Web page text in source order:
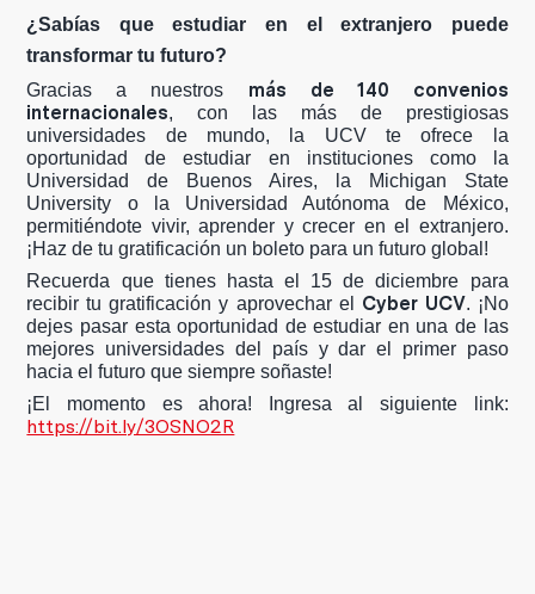
¿Sabías que estudiar en el extranjero puede
transformar tu futuro?
Gracias a nuestros más de 140 convenios
internacionales, con las más de prestigiosas
universidades de mundo, la UCV te ofrece la
oportunidad de estudiar en instituciones como la
Universidad de Buenos Aires, la Michigan State
University o la Universidad Autónoma de México,
permitiéndote vivir, aprender y crecer en el extranjero.
¡Haz de tu gratificación un boleto para un futuro global!
Recuerda que tienes hasta el 15 de diciembre para
recibir tu gratificación y aprovechar el Cyber UCV. ¡No
dejes pasar esta oportunidad de estudiar en una de las
mejores universidades del país y dar el primer paso
hacia el futuro que siempre soñaste!
¡El momento es ahora! Ingresa al siguiente link:
https://bit.ly/3OSNO2R